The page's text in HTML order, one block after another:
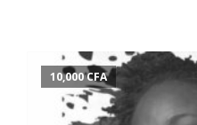
10,000CFA